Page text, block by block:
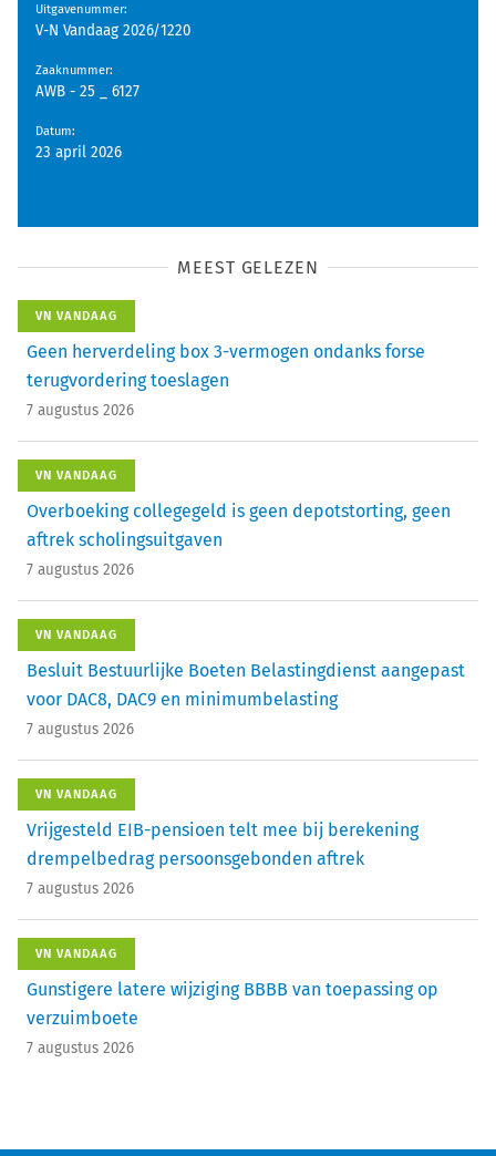
Uitgavenummer:
V-N Vandaag 2026/1220
Zaaknummer:
AWB - 25 _ 6127
Datum:
23 april 2026
MEEST GELEZEN
VN VANDAAG
Geen herverdeling box 3-vermogen ondanks forse
terugvordering toeslagen
7 augustus 2026
VN VANDAAG
Overboeking collegegeld is geen depotstorting, geen
aftrek scholingsuitgaven
7 augustus 2026
VN VANDAAG
Besluit Bestuurlijke Boeten Belastingdienst aangepast
voor DAC8, DAC9 en minimumbelasting
7 augustus 2026
VN VANDAAG
Vrijgesteld EIB-pensioen telt mee bij berekening
drempelbedrag persoonsgebonden aftrek
7 augustus 2026
VN VANDAAG
Gunstigere latere wijziging BBBB van toepassing op
verzuimboete
7 augustus 2026